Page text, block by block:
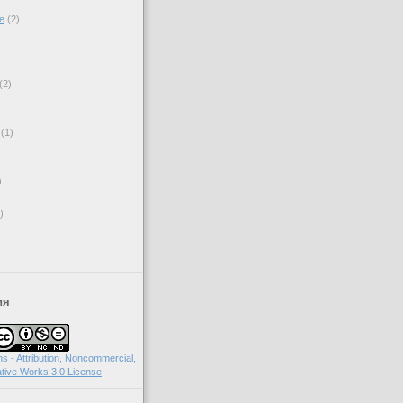
(2)
(2)
(1)
- Attribution, Noncommercial,
Works 3.0 License